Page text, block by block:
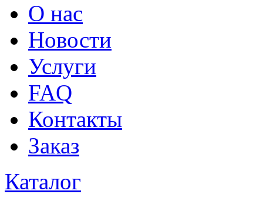
О нас
Новости
Услуги
FAQ
Контакты
Заказ
Каталог